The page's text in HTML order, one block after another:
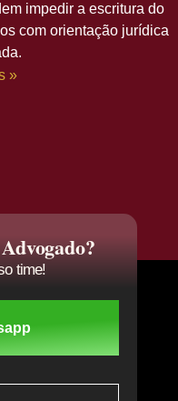
impedir a escritura do
com orientação jurídica
»
time!